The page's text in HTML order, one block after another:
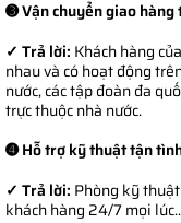
➌ Vận chuyển giao hàng
✓ Trả lời: Khách hàng
nhau và có hoạt động
nước, các tập đoàn đa
trực thuộc nhà nước.
➍ Hỗ trợ kỹ thuật tận
✓ Trả lời: Phòng kỹ
khách hàng 24/7 mọi